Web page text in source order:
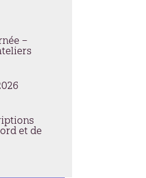
–
et de